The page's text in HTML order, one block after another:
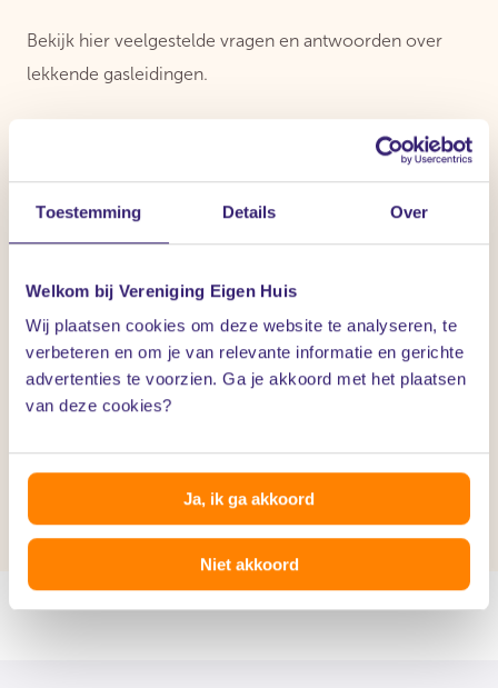
Toestemming Details Over
Welkom bij Vereniging Eigen Huis
Wij plaatsen cookies om deze website te analyseren, te
verbeteren en om je van relevante informatie en gerichte
advertenties te voorzien. Ga je akkoord met het plaatsen
van deze cookies?
Ja, ik ga akkoord
Niet akkoord
Bekijk hier veelgestelde vragen en antwoorden over
lekkende gasleidingen.
Is het veilig om zelf een gaslek te repareren?
Wat moet ik doen nadat mijn gaslek is
gerepareerd?